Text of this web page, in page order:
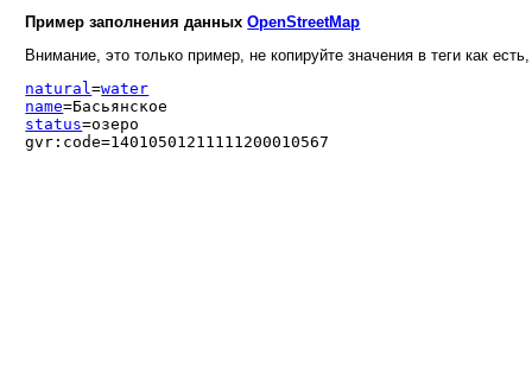
Пример заполнения данныхOpenStreetMap
Внимание, это только пример, не копируйте значения в теги как
natural=water
name=Басьянское
status=озеро
gvr:code=14010501211111200010567